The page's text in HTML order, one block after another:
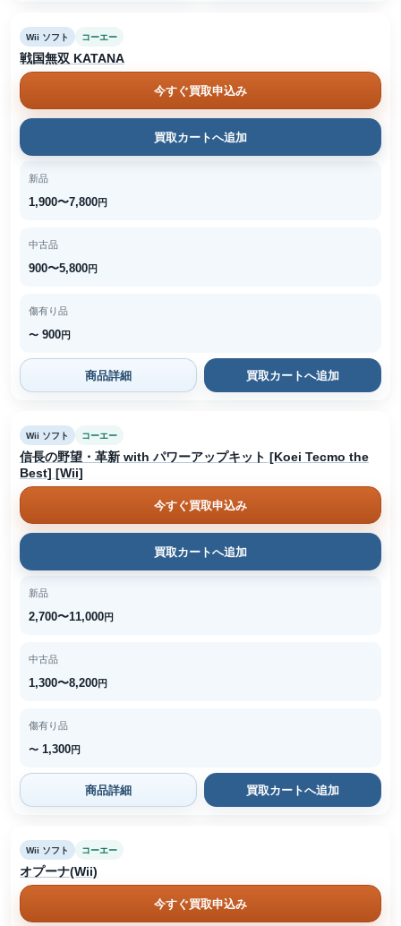
Wii ソフト コーエー
戦国無双 KATANA
今すぐ買取申込み
買取カートへ追加
新品
1,900〜7,800円
中古品
900〜5,800円
傷有り品
〜 900円
商品詳細 買取カートへ追加
Wii ソフト コーエー
信長の野望・革新 with パワーアップキット [Koei Tecmo the
Best] [Wii]
今すぐ買取申込み
買取カートへ追加
新品
2,700〜11,000円
中古品
1,300〜8,200円
傷有り品
〜 1,300円
商品詳細 買取カートへ追加
Wii ソフト コーエー
オプーナ(Wii)
今すぐ買取申込み